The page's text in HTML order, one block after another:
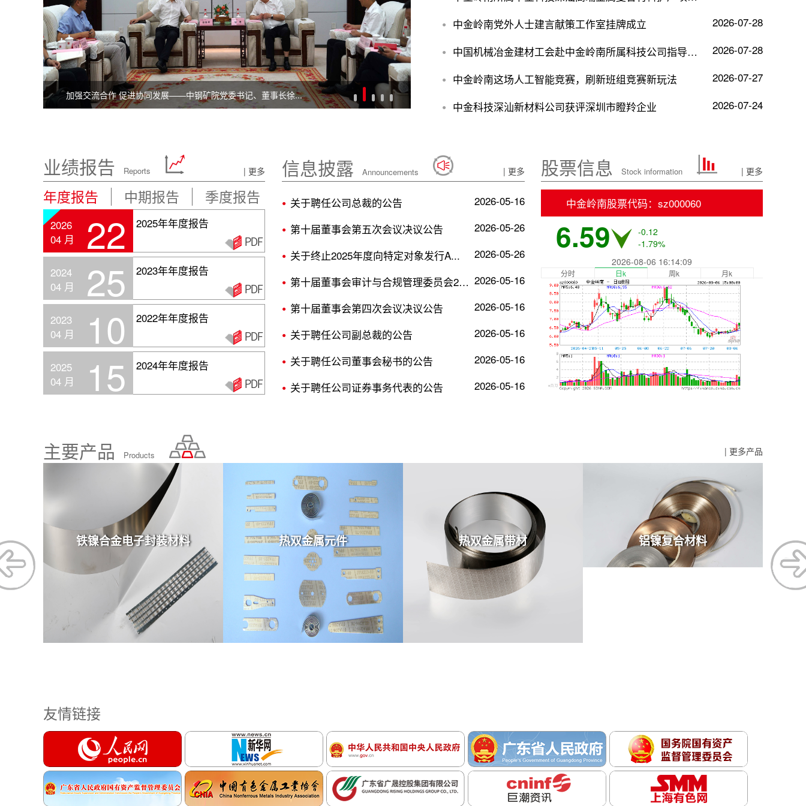
中金岭南召开6月份生产经营分析会暨上半年安全生产工作会议
● 中金岭南党外人士建言献策工作室挂牌成立 2026-07-28
● 中国机械冶金建材工会赴中金岭南所属科技公司指导产改助推企... 2026-07-28
● 中金岭南这场人工智能竞赛，刷新班组竞赛新玩法 2026-07-27
● 中金科技深汕新材料公司获评深圳市瞪羚企业 2026-07-24
| 更多
业绩报告 Reports
年度报告 中期报告 季度报告
2026
04 月
22 2025年年度报告
2024
04 月
25 2023年年度报告
2023
04 月
10 2022年年度报告
2025
04 月
15 2024年年度报告
| 更多
信息披露 Announcements
● 关于聘任公司总裁的公告 2026-05-16
● 第十届董事会第五次会议决议公告 2026-05-26
● 关于终止2025年度向特定对象发行A... 2026-05-26
● 第十届董事会审计与合规管理委员会20... 2026-05-16
● 第十届董事会第四次会议决议公告 2026-05-16
● 关于聘任公司副总裁的公告 2026-05-16
● 关于聘任公司董事会秘书的公告 2026-05-16
● 关于聘任公司证券事务代表的公告 2026-05-16
| 更多
股票信息 Stock information
中金岭南股票代码：sz000060
6.59
-0.12
-1.79%
2026-08-06 16:14:09
分时 日k 周k 月k
| 更多产品
主要产品 Products
热双金属元件 热双金属带材 铝镍复合材料 银铜复合元件
友情链接